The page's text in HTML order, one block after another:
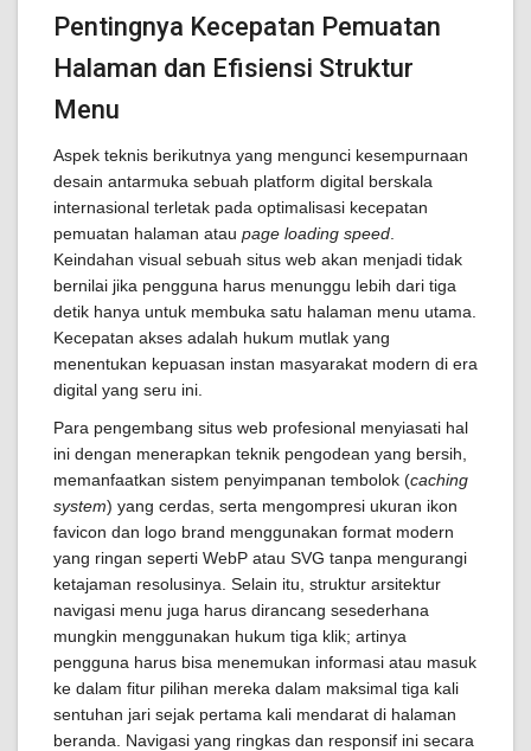
Pentingnya Kecepatan Pemuatan
Halaman dan Efisiensi Struktur
Menu
Aspek teknis berikutnya yang mengunci kesempurnaan
desain antarmuka sebuah platform digital berskala
internasional terletak pada optimalisasi kecepatan
pemuatan halaman atau page loading speed
Keindahan visual sebuah situs web akan menjadi tidak
bernilai jika pengguna harus menunggu lebih dari tiga
detik hanya untuk membuka satu halaman menu utama.
Kecepatan akses adalah hukum mutlak yang
menentukan kepuasan instan masyarakat modern di era
digital yang seru ini.
Para pengembang situs web profesional menyiasati hal
ini dengan menerapkan teknik pengodean yang bersih,
memanfaatkan sistem penyimpanan tembolok (caching
system) yang cerdas, serta mengompresi ukuran ikon
favicon dan logo brand menggunakan format modern
yang ringan seperti WebP atau SVG tanpa mengurangi
ketajaman resolusinya. Selain itu, struktur arsitektur
navigasi menu juga harus dirancang sesederhana
mungkin menggunakan hukum tiga klik; artinya
pengguna harus bisa menemukan informasi atau masuk
ke dalam fitur pilihan mereka dalam maksimal tiga kali
sentuhan jari sejak pertama kali mendarat di halaman
beranda. Navigasi yang ringkas dan responsif ini secara